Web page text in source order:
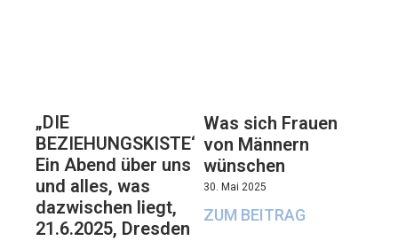
„DIE
BEZIEHUNGSKISTE“:
Ein Abend über uns
und alles, was
dazwischen liegt,
21.6.2025, Dresden
Was sich Frauen
von Männern
wünschen
30. Mai 2025
ZUM BEITRAG